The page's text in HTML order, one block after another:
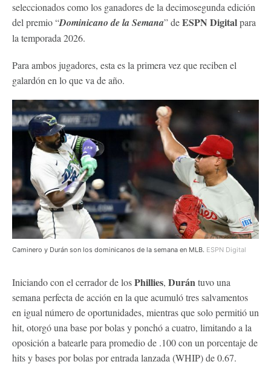
seleccionados como los ganadores de la decimosegunda edición
del premio “Dominicano de la Semana” deESPN Digitalpara
la temporada 2026.
Para ambos jugadores, esta es la primera vez que reciben el
galardón en lo que va de año.
Caminero y Durán son los dominicanos de la semana en MLB. ESPN Digital
Iniciando con el cerrador de losPhillies, Durántuvo una
semana perfecta de acción en la que acumuló tres salvamentos
en igual número de oportunidades, mientras que solo permitió un
hit, otorgó una base por bolas y ponchó a cuatro, limitando a la
oposición a batearle para promedio de .100 con un porcentaje de
hits y bases por bolas por entrada lanzada (WHIP) de 0.67.